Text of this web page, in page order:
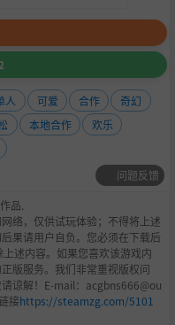
人 可爱 合作
奇幻
本地合作
欢乐
问题反馈
品.
络，仅供试玩体验；不得将上述
果请用户自负。您必须在下载后
述内容。如果您喜欢该游戏内
版服务。我们非常重视版权问
谅解！E-mail：acgbns666@ou
接https://steamzg.com/5101